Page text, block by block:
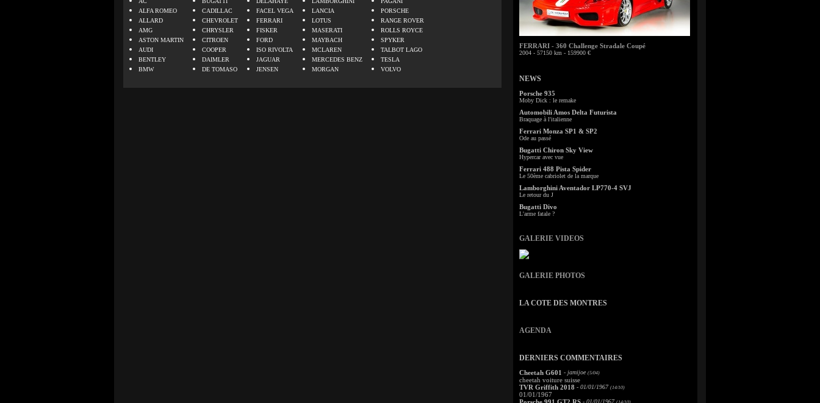
ALFA ROMEO
ALLARD
AMG
ASTON MARTIN
AUDI
BENTLEY
BMW
CADILLAC
CHEVROLET
CHRYSLER
CITROEN
COOPER
DAIMLER
DE TOMASO
FACEL VEGA
FERRARI
FISKER
FORD
ISO RIVOLTA
JAGUAR
JENSEN
LANCIA
LOTUS
MASERATI
MAYBACH
MCLAREN
MERCEDES BENZ
MORGAN
PORSCHE
RANGE ROVER
ROLLS ROYCE
SPYKER
TALBOT LAGO
TESLA
VOLVO
FERRARI - 360 Challenge Stradale Coupé
2004 - 57150 km - 159900 €
NEWS
Porsche 935
Moby Dick : le remake
Automobili Amos Delta Futurista
Braquage à l'italienne
Ferrari Monza SP1 & SP2
Ode au passé
Bugatti Chiron Sky View
Hypercar avec vue
Ferrari 488 Pista Spider
Le 50ème cabriolet de la marque
Lamborghini Aventador LP770-4 SVJ
Le retour du J
Bugatti Divo
L'arme fatale ?
GALERIE VIDEOS
GALERIE PHOTOS
LA COTE DES MONTRES
AGENDA
DERNIERS COMMENTAIRES
Cheetah G601 - jamijoe (5/04)
cheetah voiture suisse
TVR Griffith 2018 - 01/01/1967 (14/10)
01/01/1967
- 01/01/1967